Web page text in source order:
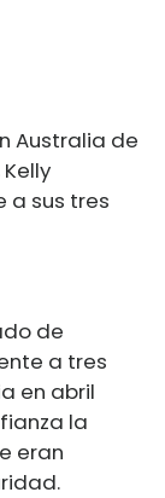
Australia de
a sus tres
de
a tres
en abril
la
eran